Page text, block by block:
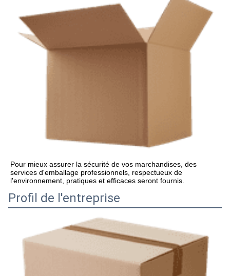
Pour mieux assurer la sécurité de vos marchandises, des
services d'emballage professionnels, respectueux de
l'environnement, pratiques et efficaces seront fournis.
Profil de l'entreprise